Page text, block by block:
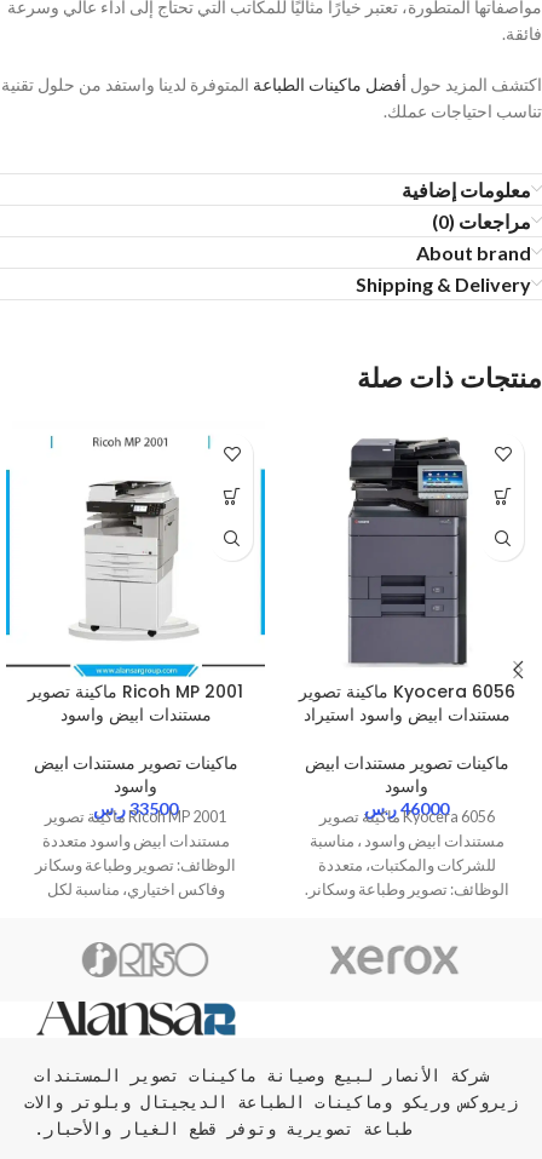
مواصفاتها المتطورة، تعتبر خيارًا مثاليًا للمكاتب التي تحتاج إلى أداء عالي وسرعة
فائقة.
اكتشف المزيد حول أفضل ماكينات الطباعة المتوفرة لدينا واستفد من حلول تقنية
تناسب احتياجات عملك.
معلومات إضافية
مراجعات (0)
About brand
Shipping & Delivery
منتجات ذات صلة
Kyocera 6056 ماكينة تصوير
مستندات ابيض واسود استيراد
ماكينات تصوير مستندات ابيض
واسود
46000ر.س
Kyocera 6056 ماكينة تصوير
مستندات ابيض واسود ، مناسبة
للشركات والمكتبات، متعددة
الوظائف: تصوير وطباعة وسكانر.
Ricoh MP 2001 ماكينة تصوير
مستندات ابيض واسود
ماكينات تصوير مستندات ابيض
واسود
33500ر.س
Ricoh MP 2001 ماكينة تصوير
مستندات ابيض واسود متعددة
الوظائف: تصوير وطباعة وسكانر
وفاكس اختياري، مناسبة لكل
طباعة تصويرية وتوفر قطع الغيار والأحبار.